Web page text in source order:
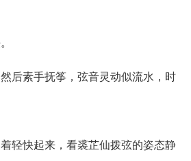
素手抚筝，弦音灵动似流水，时
快起来，看裘芷仙拨弦的姿态静